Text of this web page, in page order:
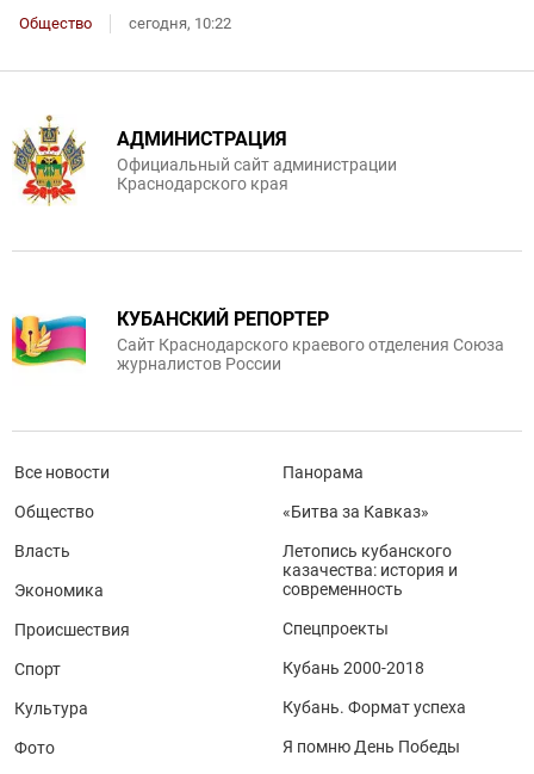
Общество сегодня, 10:22
АДМИНИСТРАЦИЯ
Официальный сайт администрации
Краснодарского края
КУБАНСКИЙ РЕПОРТЕР
Сайт Краснодарского краевого отделения Союза
журналистов России
Все новости
Общество
Власть
Экономика
Происшествия
Спорт
Культура
Фото
Панорама
«Битва за Кавказ»
Летопись кубанского
казачества: история и
современность
Спецпроекты
Кубань 2000-2018
Кубань. Формат успеха
Я помню День Победы